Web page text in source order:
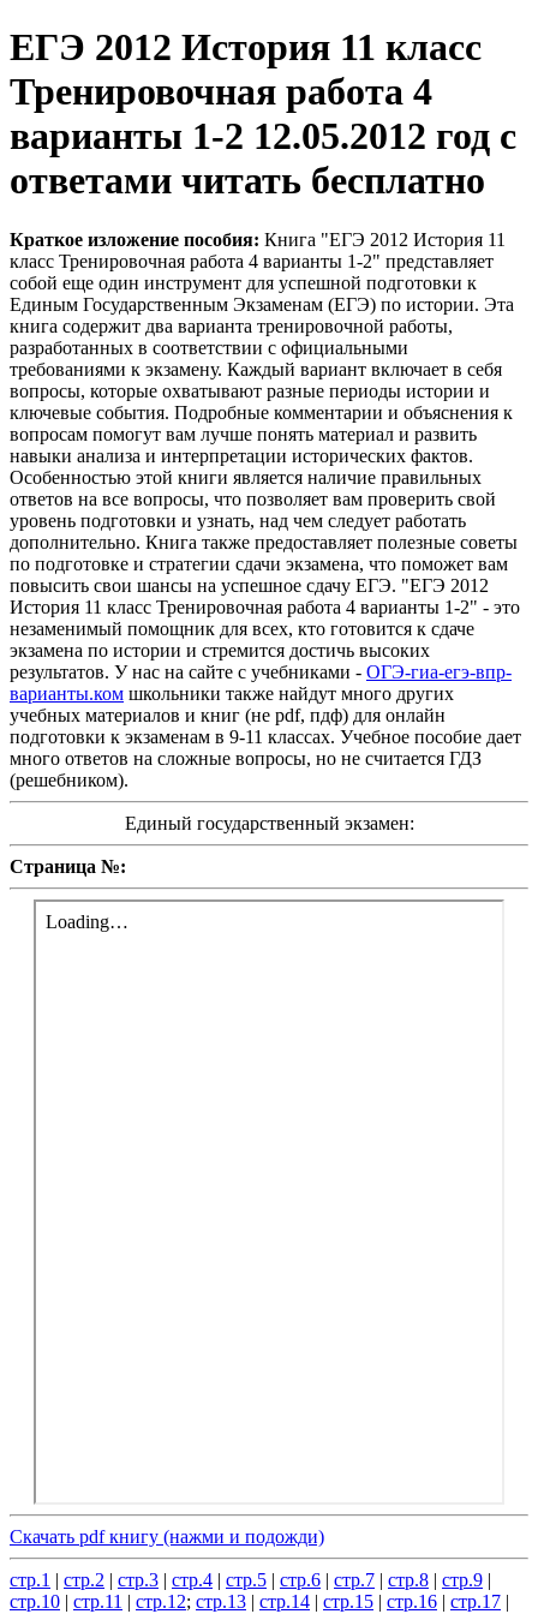
ЕГЭ 2012 История 11 класс
Тренировочная работа 4
варианты 1-2 12.05.2012 год с
ответами читать бесплатно
Краткое изложение пособия: Книга "ЕГЭ 2012 История 11
класс Тренировочная работа 4 варианты 1-2" представляет
собой еще один инструмент для успешной подготовки к
Единым Государственным Экзаменам (ЕГЭ) по истории. Эта
книга содержит два варианта тренировочной работы,
разработанных в соответствии с официальными
требованиями к экзамену. Каждый вариант включает в себя
вопросы, которые охватывают разные периоды истории и
ключевые события. Подробные комментарии и объяснения к
вопросам помогут вам лучше понять материал и развить
навыки анализа и интерпретации исторических фактов.
Особенностью этой книги является наличие правильных
ответов на все вопросы, что позволяет вам проверить свой
уровень подготовки и узнать, над чем следует работать
дополнительно. Книга также предоставляет полезные советы
по подготовке и стратегии сдачи экзамена, что поможет вам
повысить свои шансы на успешное сдачу ЕГЭ. "ЕГЭ 2012
История 11 класс Тренировочная работа 4 варианты 1-2" - это
незаменимый помощник для всех, кто готовится к сдаче
экзамена по истории и стремится достичь высоких
результатов. У нас на сайте с учебниками - ОГЭ-гиа-егэ-впр-
варианты.ком школьники также найдут много других
учебных материалов и книг (не pdf, пдф) для онлайн
подготовки к экзаменам в 9-11 классах. Учебное пособие дает
много ответов на сложные вопросы, но не считается ГДЗ
(решебником).
Единый государственный экзамен:
Страница №:
Скачать pdf книгу (нажми и подожди)
стр.1 | стр.2 | стр.3 | стр.4 | стр.5 | стр.6 | стр.7 | стр.8 | стр.9 |
стр.10 | стр.11 | стр.12; стр.13 | стр.14 | стр.15 | стр.16 | стр.17 |